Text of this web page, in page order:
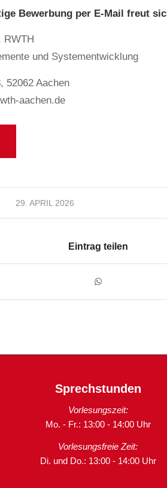
Bewerbung per E-Mail freut
RWTH
und Systementwicklung
52062 Aachen
aachen.de
29. APRIL 2026
Eintrag teilen
Sprechstunden
Vorlesungszeit:
Mo. - Fr.: 13:00 - 14:00 Uhr
Vorlesungsfreie Zeit:
Di. und Do.: 13:00 - 14:00 Uhr